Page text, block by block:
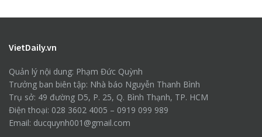
VietDaily.vn
Quản lý nội dung: Phạm Đức Quỳnh
Trưởng ban biên tập: Nhà báo Nguyễn Thanh Bình
Trụ sở: 49 đường D5, P. 25, Q. Bình Thạnh, TP. HCM
Điện thoại: 028 3602 4005 – 0919 099 989
Email: ducquynh001@gmail.com